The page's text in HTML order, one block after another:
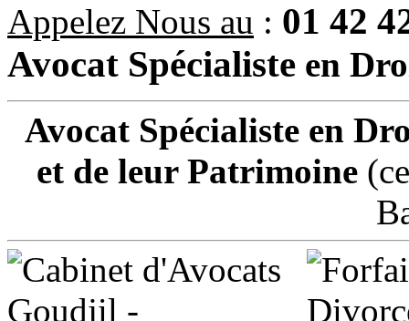
Appelez Nous au : 01 42
Avocat Spécialiste en
Avocat Spécialiste en
et de leur Patrimoine